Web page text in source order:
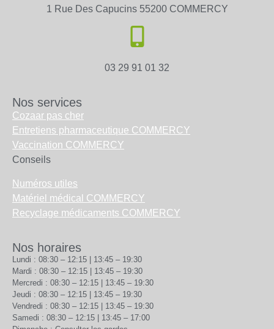
1 Rue Des Capucins 55200 COMMERCY
03 29 91 01 32
Nos services
Cozaar pas cher
Entretiens pharmaceutique COMMERCY
Vaccination COMMERCY
Conseils
Numéros utiles
Matériel médical COMMERCY
Recyclage médicaments COMMERCY
Nos horaires
Lundi : 08:30 – 12:15 | 13:45 – 19:30
Mardi : 08:30 – 12:15 | 13:45 – 19:30
Mercredi : 08:30 – 12:15 | 13:45 – 19:30
Jeudi : 08:30 – 12:15 | 13:45 – 19:30
Vendredi : 08:30 – 12:15 | 13:45 – 19:30
Samedi : 08:30 – 12:15 | 13:45 – 17:00